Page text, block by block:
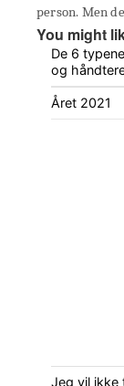
person. Men
You might
De 6
og
Året 2021
Jeg vil ikke